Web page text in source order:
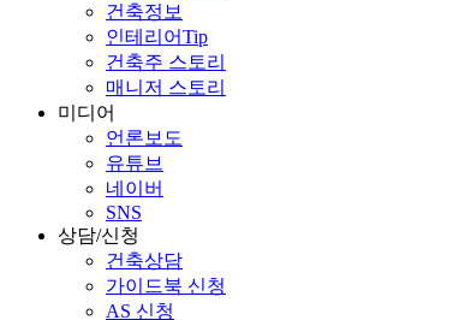
건축정보
인테리어Tip
건축주 스토리
매니저 스토리
미디어
언론보도
유튜브
네이버
SNS
상담/신청
건축상담
가이드북 신청
AS 신청